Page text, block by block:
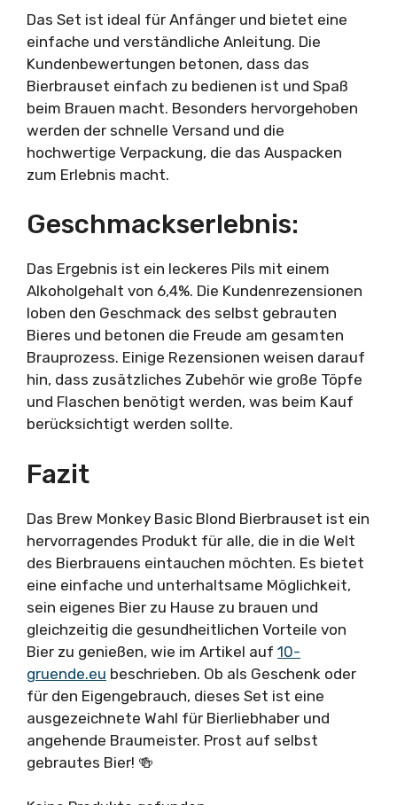
Das Set ist ideal für Anfänger und bietet eine
einfache und verständliche Anleitung. Die
Kundenbewertungen betonen, dass das
Bierbrauset einfach zu bedienen ist und Spaß
beim Brauen macht. Besonders hervorgehoben
werden der schnelle Versand und die
hochwertige Verpackung, die das Auspacken
zum Erlebnis macht.
Geschmackserlebnis:
Das Ergebnis ist ein leckeres Pils mit einem
Alkoholgehalt von 6,4%. Die Kundenrezensionen
loben den Geschmack des selbst gebrauten
Bieres und betonen die Freude am gesamten
Brauprozess. Einige Rezensionen weisen darauf
hin, dass zusätzliches Zubehör wie große Töpfe
und Flaschen benötigt werden, was beim Kauf
berücksichtigt werden sollte.
Fazit
Das Brew Monkey Basic Blond Bierbrauset ist ein
hervorragendes Produkt für alle, die in die Welt
des Bierbrauens eintauchen möchten. Es bietet
eine einfache und unterhaltsame Möglichkeit,
sein eigenes Bier zu Hause zu brauen und
gleichzeitig die gesundheitlichen Vorteile von
Bier zu genießen, wie im Artikel auf 10-
gruende.eu beschrieben. Ob als Geschenk oder
für den Eigengebrauch, dieses Set ist eine
ausgezeichnete Wahl für Bierliebhaber und
angehende Braumeister. Prost auf selbst
gebrautes Bier! 🍻